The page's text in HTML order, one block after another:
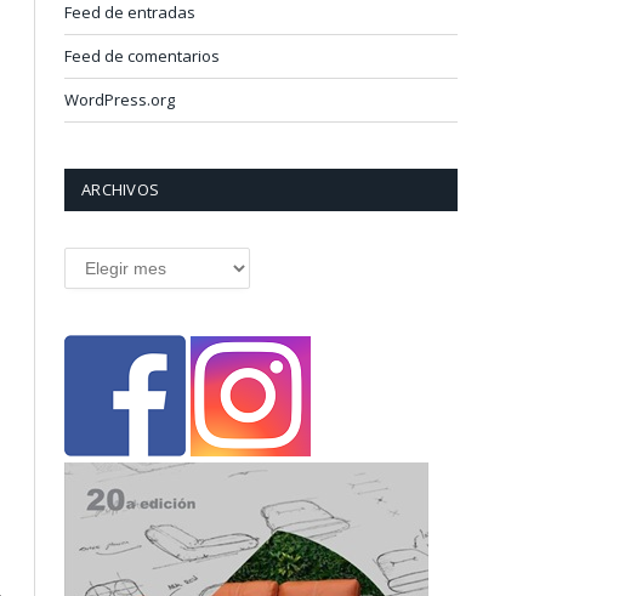
Feed de entradas
Feed de comentarios
WordPress.org
ARCHIVOS
Archivos